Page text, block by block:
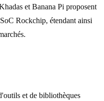
et Banana Pi proposent
Rockchip, étendant ainsi
et de bibliothèques